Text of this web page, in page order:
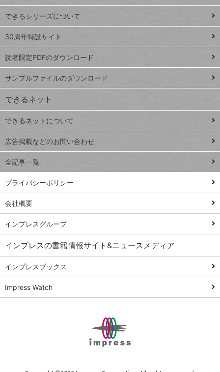
ド
Google
スプレ
ッドシ
ート
iPhone
VLOOKUP
close
閉じ
る
ト
ッ
プ
ペ
ジ
連載
Excel Q&A
トイアンナ流仕
事術
PowerAutomate
ではじめる業務
の完全自動化
AI議事録作成術
Windows 11
Q&A
Teams踏み込み
活用術
Excel講師の仕事
術
俺のメルカリ
できるシリーズについて
30周年特設サイト
読者限定PDFのダウンロード
サンプルファイルのダウンロード
できるネット
できるネットについて
広告掲載などのお問い合わせ
全記事一覧
プライバシーポリシー
会社概要
インプレスグループ
インプレスの書籍情報サイト&ニュースメディア
インプレスブックス
Impress Watch